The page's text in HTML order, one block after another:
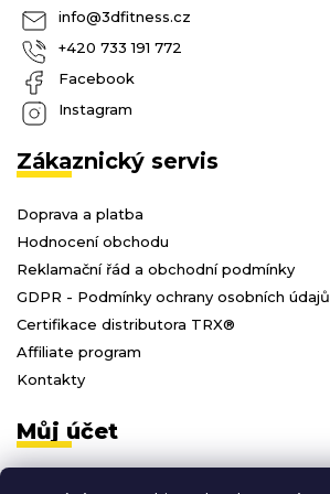
info@3dfitness.cz
+420 733 191 772
Facebook
Instagram
Zákaznický servis
Doprava a platba
Hodnocení obchodu
Reklamační řád a obchodní podmínky
GDPR - Podmínky ochrany osobních údajů
Certifikace distributora TRX®
Affiliate program
Kontakty
Můj účet